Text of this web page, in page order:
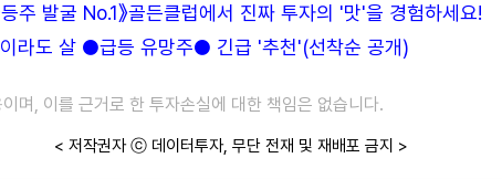
주 발굴 No.1》골든클럽에서 진짜 투자의 '맛'을 경험하세요!
라도 살 ●급등 유망주● 긴급 '추천'(선착순 공개)
며, 이를 근거로 한 투자손실에 대한 책임은 없습니다.
< 저작권자 ⓒ 데이터투자, 무단 전재 및 재배포 금지 >